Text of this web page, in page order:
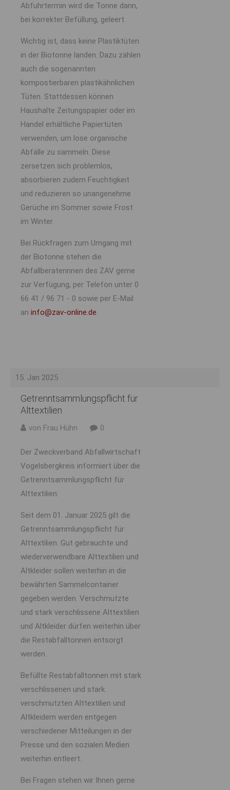
Abfuhrtermin wird die Tonne dann,
bei korrekter Befüllung, geleert.
Wichtig ist, dass keine Plastiktüten
in der Biotonne landen. Dazu zählen
auch die sogenannten
kompostierbaren plastikähnlichen
Tüten. Stattdessen können
Haushalte Zeitungspapier oder im
Handel erhältliche Papiertüten
verwenden, um lose organische
Abfälle zu sammeln. Diese
zersetzen sich problemlos,
absorbieren zudem Feuchtigkeit
und reduzieren so unangenehme
Gerüche im Sommer sowie Frost
im Winter.
Bei Rückfragen zum Umgang mit
der Biotonne stehen die
Abfallberaterinnen des ZAV gerne
zur Verfügung, per Telefon unter 0
66 41 / 96 71 - 0 sowie per E-Mail
aninfo@zav-online.de.
15. Jan 2025
Getrenntsammlungspflicht für
Alttextilien
von Frau Hühn 0
Der Zweckverband Abfallwirtschaft
Vogelsbergkreis informiert über die
Getrenntsammlungspflicht für
Alttextilien:
Seit dem 01. Januar 2025 gilt die
Getrenntsammlungspflicht für
Alttextilien. Gut gebrauchte und
wiederverwendbare Alttextilien und
Altkleider sollen weiterhin in die
bewährten Sammelcontainer
gegeben werden. Verschmutzte
und stark verschlissene Alttextilien
und Altkleider dürfen weiterhin über
die Restabfalltonnen entsorgt
werden.
Befüllte Restabfalltonnen mit stark
verschlissenen und stark
verschmutzten Alttextilien und
Altkleidern werden entgegen
verschiedener Mitteilungen in der
Presse und den sozialen Medien
weiterhin entleert.
Bei Fragen stehen wir Ihnen gerne